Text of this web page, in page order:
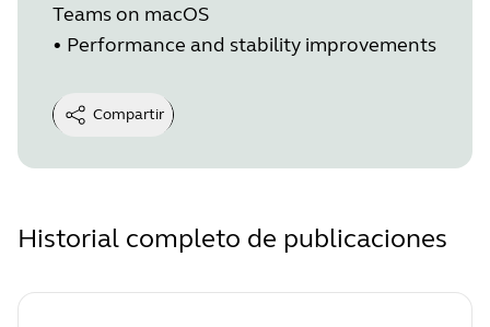
Teams on macOS
• Performance and stability improvements
Compartir
Historial completo de publicaciones